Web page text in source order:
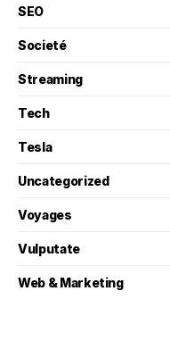
SEO
Societé
Streaming
Tech
Tesla
Uncategorized
Voyages
Vulputate
Web & Marketing